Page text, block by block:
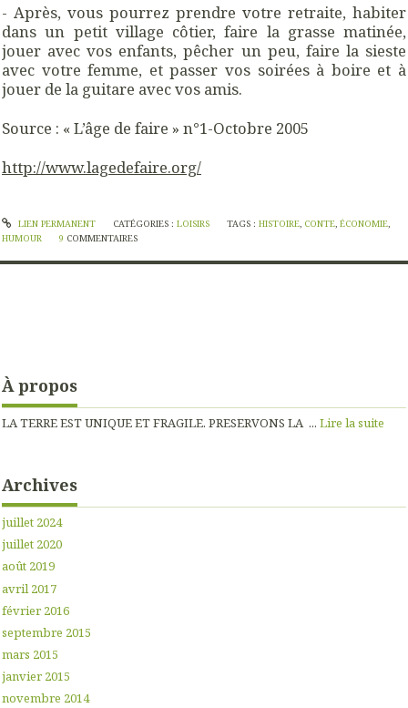
À propos
LA TERRE EST UNIQUE ET FRAGILE. PRESERVONS LA ... Lire la suite
Archives
juillet 2024
juillet 2020
août 2019
avril 2017
février 2016
septembre 2015
mars 2015
janvier 2015
novembre 2014
- Après, vous pourrez prendre votre retraite, habiter
dans un petit village côtier, faire la grasse matinée,
jouer avec vos enfants, pêcher un peu, faire la sieste
avec votre femme, et passer vos soirées à boire et à
jouer de la guitare avec vos amis.
Source : « L’âge de faire » n°1-Octobre 2005
http://www.lagedefaire.org/
LIEN PERMANENT CATÉGORIES : LOISIRS TAGS :HISTOIRE, CONTE,ÉCONOMIE,
HUMOUR
9 COMMENTAIRES